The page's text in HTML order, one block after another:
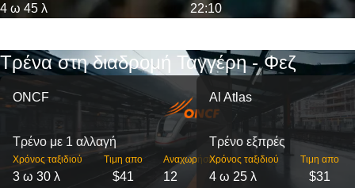
4 ω 45 λ 22:10
Τρένα στη διαδρομή Ταγγέρη - Φεζ
ONCF
Τρένο με 1 αλλαγή
Χρόνος ταξιδιού
3 ω 30 λ
Τιμη απο
$41
Αναχωρήσεις
12
Al Atlas
Τρένο εξπρές
Χρόνος ταξιδιού
4 ω 25 λ
Τιμη απο
$31